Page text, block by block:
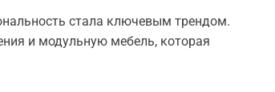
стала ключевым трендом.
и модульную мебель, которая